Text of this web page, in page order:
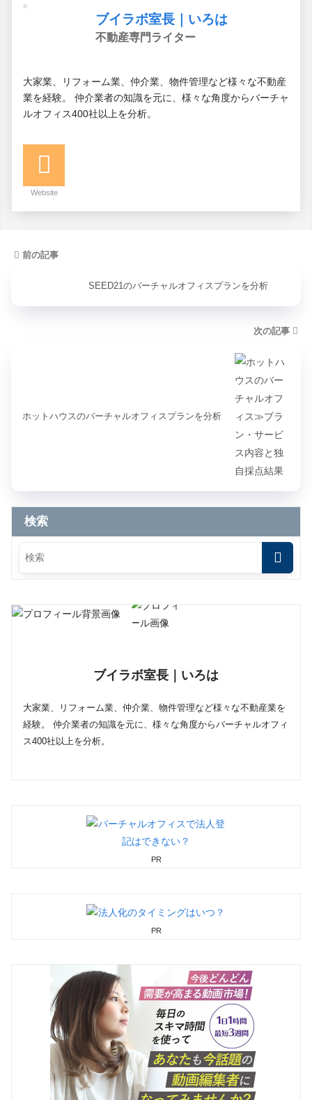
ブイラボ室長｜いろは
不動産専門ライター
大家業、リフォーム業、仲介業、物件管理など様々な不動産
業を経験。 仲介業者の知識を元に、様々な角度からバーチャ
ルオフィス400社以上を分析。
Website
前の記事
SEED21のバーチャルオフィスプランを分析
次の記事
ホットハウスのバーチャルオフィスプランを分析
検索
ブイラボ室長｜いろは
大家業、リフォーム業、仲介業、物件管理など様々な不動産業を
経験。 仲介業者の知識を元に、様々な角度からバーチャルオフィ
ス400社以上を分析。
PR
PR